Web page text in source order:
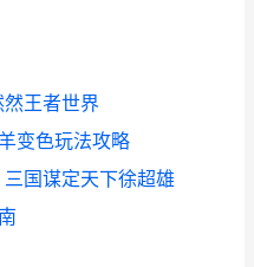
王者世界
变色玩法攻略
国谋定天下徐超雄